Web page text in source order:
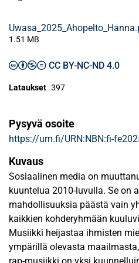
1.51 MB
CC BY-NC-ND 4.0
Lataukset 397
Pysyvä osoite
https://urn.fi/URN:NBN:fi-
Kuvaus
Sosiaalinen media on
kuuntelua 2010-luvulla. Se on
mahdollisuuksia päästä vain
kaikkien kohderyhmään
Musiikki heijastaa ihmisten
ympärillä olevasta